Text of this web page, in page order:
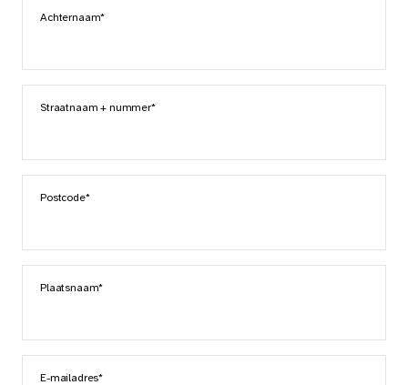
Achternaam*
Straatnaam + nummer*
Postcode*
Plaatsnaam*
E-mailadres*